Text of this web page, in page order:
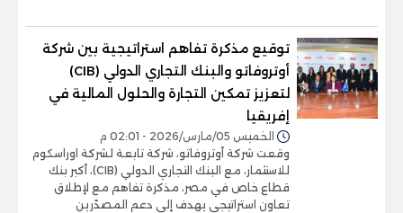
توقيع مذكرة تفاهم استراتيجية بين شركة
أوتروفاتو والبنك التجاري الدولي (CIB)
لتعزيز تمكين التجارة والحلول المالية في
إفريقيا
الخميس 05/مارس/2026 - 02:01 م
وقعت شركة أوتروفاتو، شركة تابعة لشركة اوراسكوم
للاستثمار، مع البنك التجاري الدولي (CIB)، أكبر بنك
قطاع خاص في مصر، مذكرة تفاهم مع لإطلاق
تعاون استراتيجي يهدف إلى دعم المصدّرين